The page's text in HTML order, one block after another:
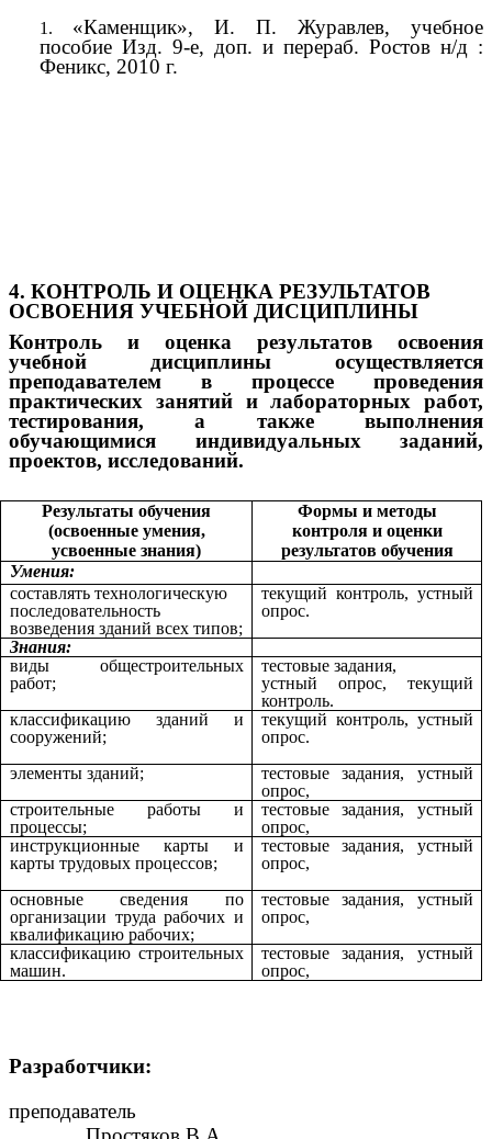
«Каменщик», И. П. Журавлев, учебное
пособие Изд. 9-е, доп. и перераб. Ростов н/д :
Феникс, 2010 г.
4. КОНТРОЛЬ И ОЦЕНКА РЕЗУЛЬТАТОВ
ОСВОЕНИЯ УЧЕБНОЙ ДИСЦИПЛИНЫ
Контроль
и оценка результатов освоения
учебной дисциплины осуществляется
преподавателем в процессе проведения
практических занятий и лабораторных работ,
тестирования, а также выполнения
обучающимися индивидуальных заданий,
проектов, исследований.
Результаты обучения
(освоенные умения,
усвоенные знания)
Формы и методы
контроля и оценки
результатов обучения
Умения:
составлять технологическую
последовательность
возведения зданий всех типов;
текущий контроль, устный
опрос.
Знания:
виды общестроительных
работ;
тестовые задания,
устный опрос, текущий
контроль.
классификацию зданий и
сооружений;
текущий контроль, устный
опрос.
элементы зданий;
тестовые задания, устный
опрос,
строительные работы и
процессы;
тестовые задания, устный
опрос,
инструкционные карты и
карты трудовых процессов;
тестовые задания, устный
опрос,
основные сведения по
организации труда рабочих и
квалификацию рабочих;
тестовые задания, устный
опрос,
классификацию строительных
машин.
тестовые задания, устный
опрос,
Разработчики:
преподаватель